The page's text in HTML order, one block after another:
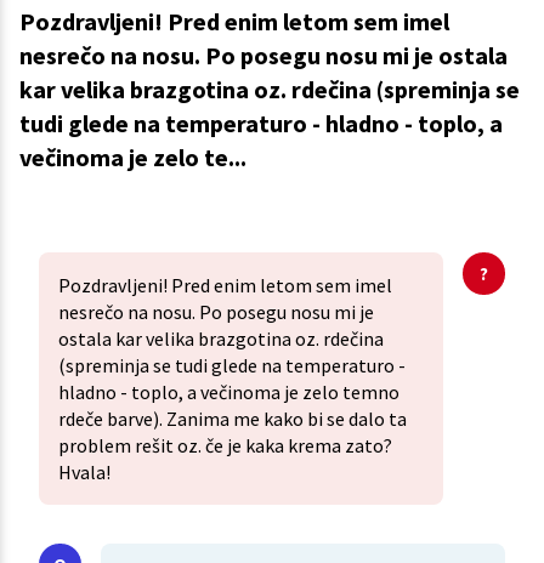
Pozdravljeni! Pred enim letom sem imel
nesrečo na nosu. Po posegu nosu mi je ostala
kar velika brazgotina oz. rdečina (spreminja se
tudi glede na temperaturo - hladno - toplo, a
večinoma je zelo te...
Pozdravljeni! Pred enim letom sem imel
nesrečo na nosu. Po posegu nosu mi je
ostala kar velika brazgotina oz. rdečina
(spreminja se tudi glede na temperaturo -
hladno - toplo, a večinoma je zelo temno
rdeče barve). Zanima me kako bi se dalo ta
problem rešit oz. če je kaka krema zato?
Hvala!